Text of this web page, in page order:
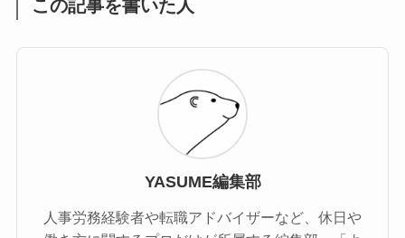
この記事を書いた人
YASUME編集部
人事労務経験者や転職アドバイザーなど、休日や